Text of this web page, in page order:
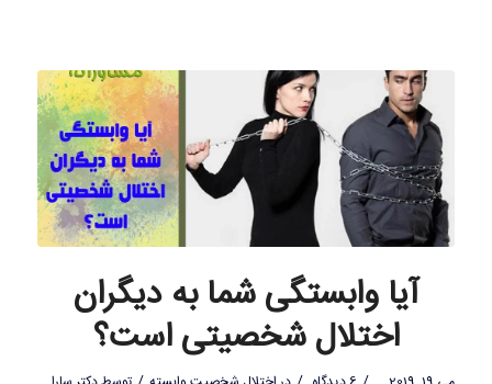
آیا وابستگی شما به دیگران
اختلال شخصیتی است؟